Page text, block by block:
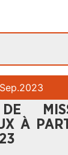
Sep.2023
DE
À